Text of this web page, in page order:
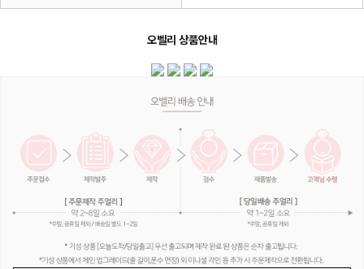
오벨리 상품안내